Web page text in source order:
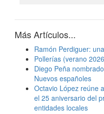
Más Artículos...
Ramón Perdiguer:
Pollerías (verano
Diego Peña
Nuevos españoles
Octavio López reúne
el 25 aniversario del
entidades locales